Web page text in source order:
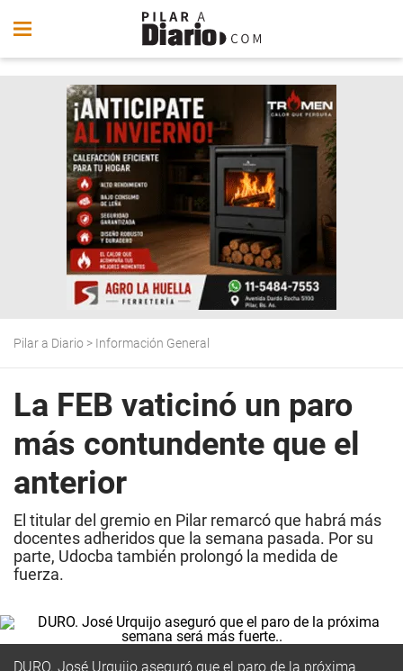
Pilar a Diario > Información General
La FEB vaticinó un paro
más contundente que el
anterior
El titular del gremio en Pilar remarcó que habrá más
docentes adheridos que la semana pasada. Por su
parte, Udocba también prolongó la medida de
fuerza.
DURO. José Urquijo aseguró que el paro de la próxima